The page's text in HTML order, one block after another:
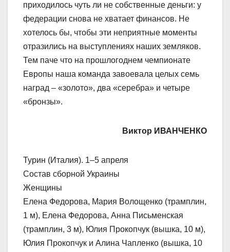
приходилось чуть ли не собственные деньги: у
федерации снова не хватает финансов. Не
хотелось бы, чтобы эти неприятные моменты
отразились на выступлениях наших земляков.
Тем паче что на прошлогоднем чемпионате
Европы наша команда завоевала целых семь
наград – «золото», два «серебра» и четыре
«бронзы».
Виктор ИВАНЧЕНКО
Турин (Италия). 1–5 апреля
Состав сборной Украины
Женщины
Елена Федорова, Мария Волощенко (трамплин,
1 м), Елена Федорова, Анна Письменская
(трамплин, 3 м), Юлия Прокопчук (вышка, 10 м),
Юлия Прокопчук и Алина Чапленко (вышка, 10